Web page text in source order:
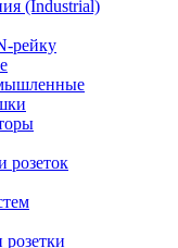
(Industrial)
рейку
розеток